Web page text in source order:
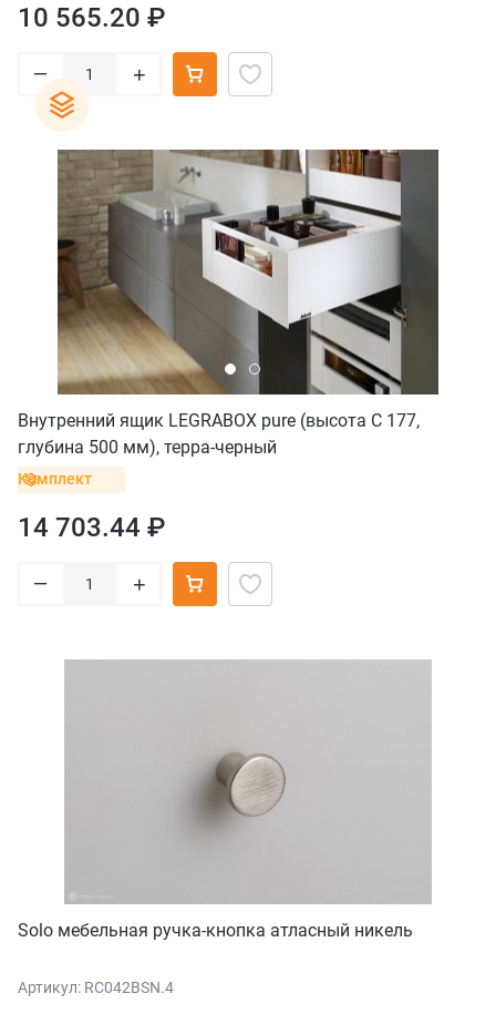
10 565.20 ₽
– +
Внутренний ящик LEGRABOX pure (высота C 177,
глубина 500 мм), терра-черный
Комплект
14 703.44 ₽
– +
Solo мебельная ручка-кнопка атласный никель
Артикул: RC042BSN.4